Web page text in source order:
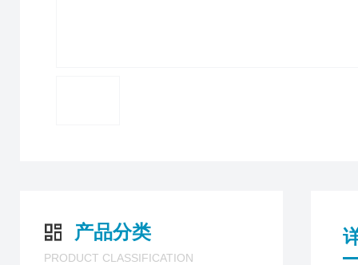
产品分类
PRODUCT CLASSIFICATION